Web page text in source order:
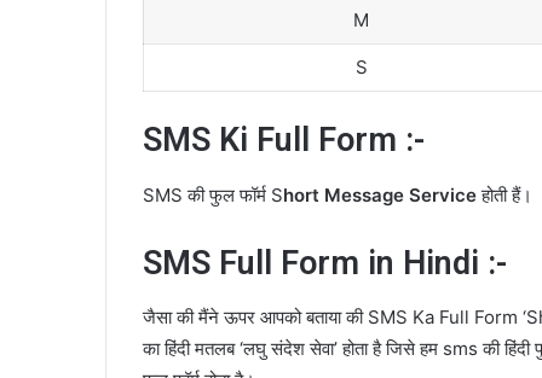
M
S
SMS Ki Full Form :-
SMS की फुल फॉर्म Short Message Serviceहोती हैं।
SMS Full Form in Hindi :-
जैसा की मैंने ऊपर आपको बताया की SMS Ka Full Form
का हिंदी मतलब ‘लघु संदेश सेवा’ होता है जिसे हम sms की